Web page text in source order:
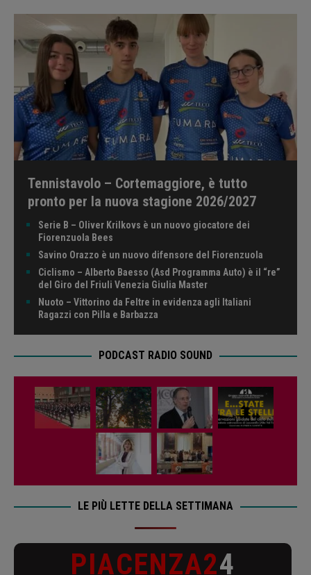
Tennistavolo – Cortemaggiore, è tutto
pronto per la nuova stagione 2026/2027
Serie B – Oliver Krilkovs è un nuovo giocatore dei
Fiorenzuola Bees
Savino Orazzo è un nuovo difensore del Fiorenzuola
Ciclismo – Alberto Baesso (Asd Programma Auto) è il “re”
del Giro del Friuli Venezia Giulia Master
Nuoto – Vittorino da Feltre in evidenza agli Italiani
Ragazzi con Pilla e Barbazza
PODCAST RADIO SOUND
LE PIÙ LETTE DELLA SETTIMANA
PIACENZA24